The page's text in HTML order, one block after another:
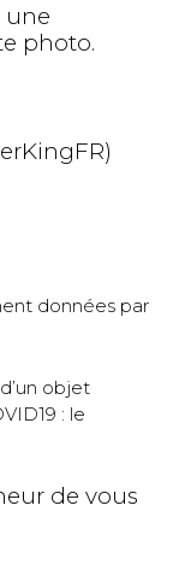
une
photo.
données par
objet
: le
de vous